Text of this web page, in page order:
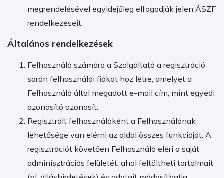
megrendelésével egyidejűleg elfogadják jelen ÁSZF
rendelkezéseit.
Általános rendelkezések
Felhasználó számára a Szolgáltató a regisztráció
során felhasználói fiókot hoz létre, amelyet a
Felhasználó által megadott e-mail cím, mint egyedi
azonosító azonosít.
Regisztrált felhasználóként a Felhasználónak
lehetősége van elérni az oldal összes funkcióját. A
regisztrációt követően Felhasználó eléri a saját
adminisztrációs felületét, ahol feltöltheti tartalmait